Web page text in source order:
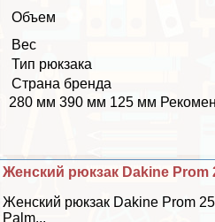
Объем
Вес
Тип рюкзака
Страна бренда
280 мм 390 мм 125 мм
Женский рюкзак Dakine Prom
Женский рюкзак Dakine Prom
Palm...